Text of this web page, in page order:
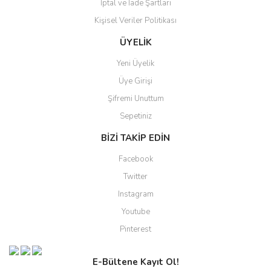
İptal ve İade Şartları
Kişisel Veriler Politikası
ÜYELİK
Yeni Üyelik
Üye Girişi
Şifremi Unuttum
Sepetiniz
BİZİ TAKİP EDİN
Facebook
Twitter
Instagram
Youtube
Pinterest
E-Bültene Kayıt Ol!